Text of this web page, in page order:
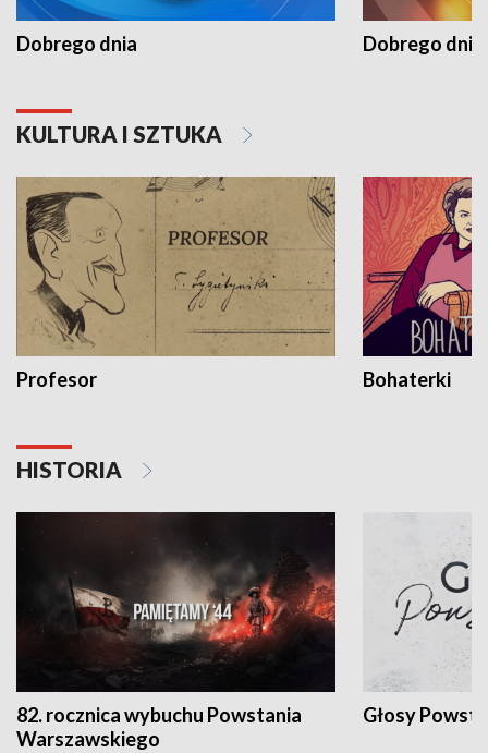
Dobrego dnia Dobrego dnia
KULTURA I SZTUKA
Profesor Bohaterki
HISTORIA
82. rocznica wybuchu Powstania
Warszawskiego
Głosy